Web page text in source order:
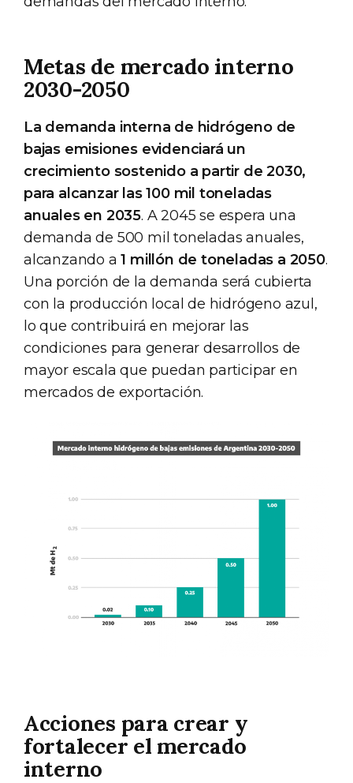
Metas de mercado interno
2030-2050
La demanda interna de hidrógeno de
bajas emisiones evidenciará un
crecimiento sostenido a partir de 2030,
para alcanzar las 100 mil toneladas
anuales en 2035. A 2045 se espera una
demanda de 500 mil toneladas anuales,
alcanzando a1 millón de toneladas a 2050.
Una porción de la demanda será cubierta
con la producción local de hidrógeno azul,
lo que contribuirá en mejorar las
condiciones para generar desarrollos de
mayor escala que puedan participar en
mercados de exportación.
Acciones para crear y
fortalecer el mercado
interno